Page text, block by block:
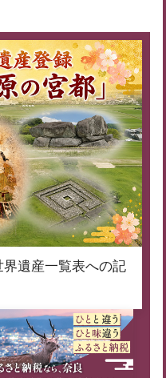
界遺産一覧表への記